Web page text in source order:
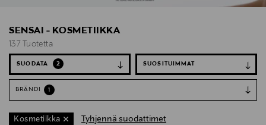
SENSAI - KOSMETIIKKA
137 Tuotetta
SUODATA 2
BRÄNDI 1
Kosmetiikka Tyhjennä suodattimet